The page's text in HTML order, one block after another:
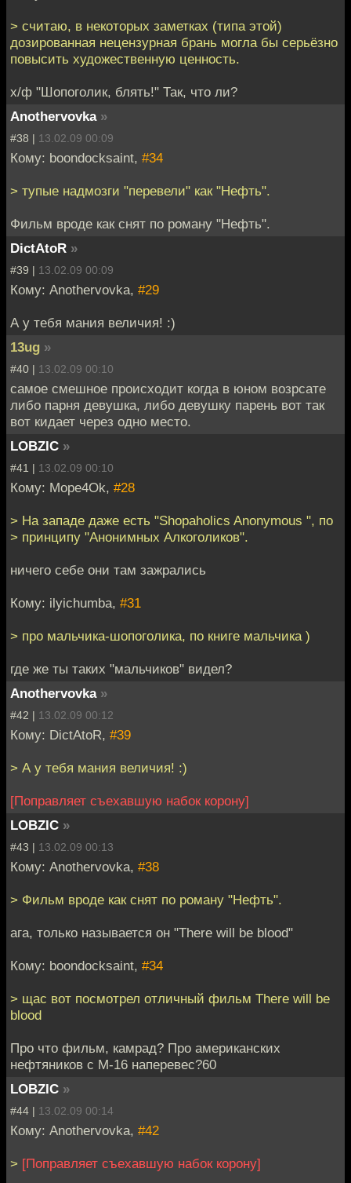
> считаю, в некоторых заметках (типа этой)
дозированная нецензурная брань могла бы серьёзно
повысить художественную ценность.
х/ф "Шопоголик, блять!" Так, что ли?
Anothervovka »
#38 | 13.02.09 00:09
Кому: boondocksaint, #34
> тупые надмозги "перевели" как "Нефть".
Фильм вроде как снят по роману "Нефть".
DictAtoR »
#39 | 13.02.09 00:09
Кому: Anothervovka, #29
А у тебя мания величия! :)
13ug »
#40 | 13.02.09 00:10
самое смешное происходит когда в юном возрсате
либо парня девушка, либо девушку парень вот так
вот кидает через одно место.
LOBZIC »
#41 | 13.02.09 00:10
Кому: Mope4Ok, #28
> На западе даже есть "Shopaholics Anonymous ", по
> принципу "Анонимных Алкоголиков".
ничего себе они там зажрались
Кому: ilyichumba, #31
> про мальчика-шопоголика, по книге мальчика )
где же ты таких "мальчиков" видел?
Anothervovka »
#42 | 13.02.09 00:12
Кому: DictAtoR, #39
> А у тебя мания величия! :)
[Поправляет съехавшую набок корону]
LOBZIC »
#43 | 13.02.09 00:13
Кому: Anothervovka, #38
> Фильм вроде как снят по роману "Нефть".
ага, только называется он "There will be blood"
Кому: boondocksaint, #34
> щас вот посмотрел отличный фильм There will be
blood
Про что фильм, камрад? Про американских
нефтяников с М-16 наперевес?60
LOBZIC »
#44 | 13.02.09 00:14
Кому: Anothervovka, #42
> [Поправляет съехавшую набок корону]